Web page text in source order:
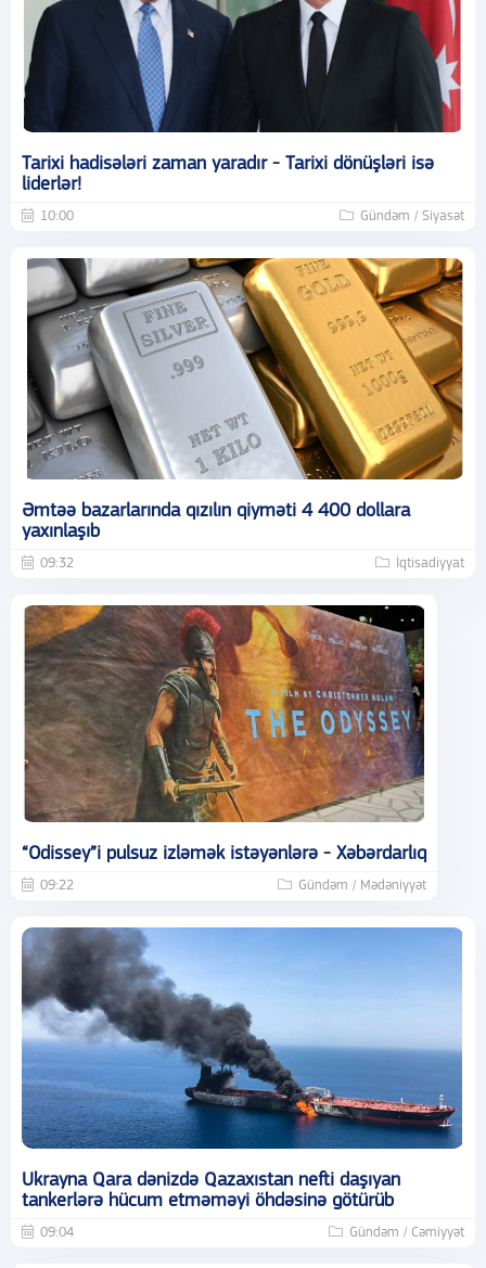
Tarixi hadisələri zaman yaradır - Tarixi dönüşləri isə
liderlər!
10:00 Gündəm / Siyasət
Əmtəə bazarlarında qızılın qiyməti 4 400 dollara
yaxınlaşıb
09:32 İqtisadiyyat
“Odissey”i pulsuz izləmək istəyənlərə - Xəbərdarlıq
09:22 Gündəm / Mədəniyyət
Ukrayna Qara dənizdə Qazaxıstan nefti daşıyan
tankerlərə hücum etməməyi öhdəsinə götürüb
09:04 Gündəm / Cəmiyyət